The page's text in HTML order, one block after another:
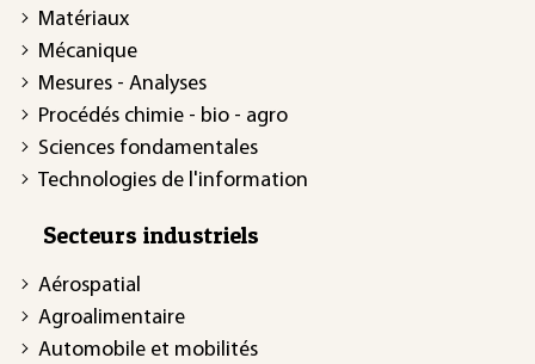
Matériaux
Mécanique
Mesures - Analyses
Procédés chimie - bio - agro
Sciences fondamentales
Technologies de l'information
Secteurs industriels
Aérospatial
Agroalimentaire
Automobile et mobilités